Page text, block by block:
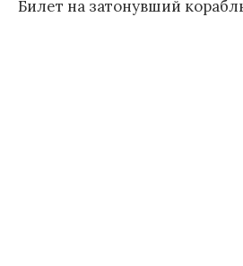
Билет на затонувший